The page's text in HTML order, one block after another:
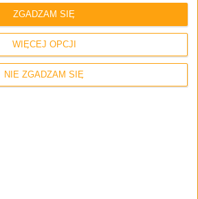
WIĘCEJ OPCJI
NIE ZGADZAM SIĘ
ZGADZAM SIĘ